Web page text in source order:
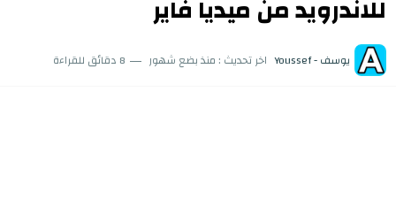
للاندرويد من ميديا فاير
يوسف - Youssef اخر تحديث : منذ بضع شهور 8 دقائق للقراءة